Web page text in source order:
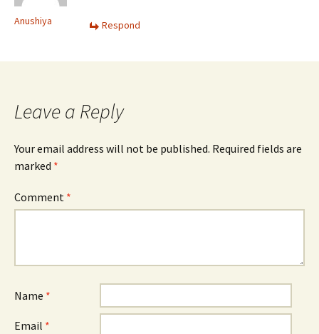
Anushiya Respond
Leave a Reply
Your email address will not be published. Required fields are
marked *
Comment *
Name *
Email *